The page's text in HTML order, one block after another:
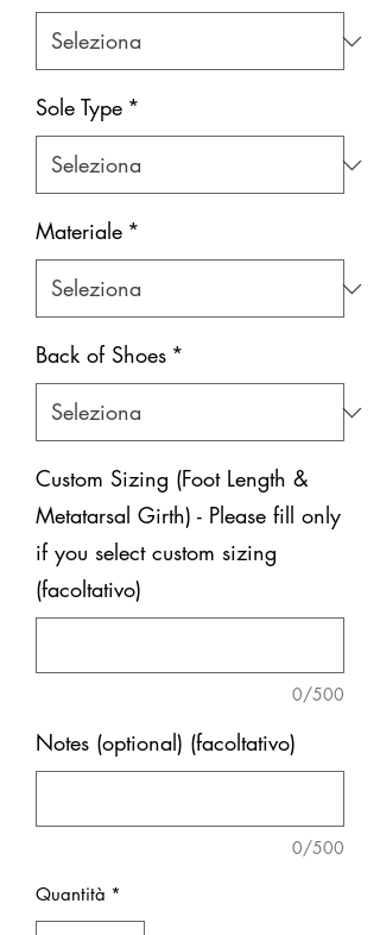
Sole Type *
Materiale *
Back of Shoes *
Custom Sizing (Foot Length &
Metatarsal Girth) - Please fill only
if you select custom sizing
(facoltativo)
0/500
Notes (optional) (facoltativo)
0/500
Quantità *